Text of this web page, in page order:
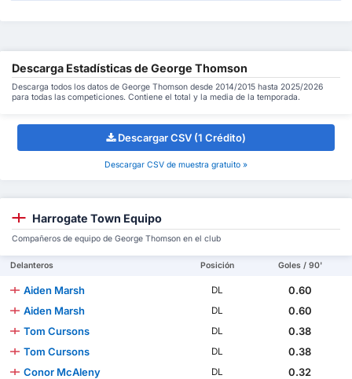
Descarga Estadísticas de George Thomson
Descarga todos los datos de George Thomson desde 2014/2015 hasta 2025/2026
para todas las competiciones. Contiene el total y la media de la temporada.
Descargar CSV (1 Crédito)
Descargar CSV de muestra gratuito »
Harrogate Town Equipo
Compañeros de equipo de George Thomson en el club
Delanteros Posición Goles / 90'
Aiden Marsh DL
0.60
Aiden Marsh
DL
0.60
Tom Cursons
DL
0.38
Tom Cursons
DL
0.38
Conor McAleny
DL
0.32